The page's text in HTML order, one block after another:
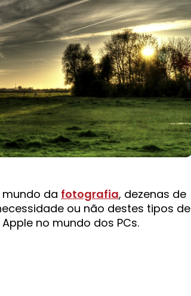
mundo da fotografia, dezenas de
ou não destes tipos de
no mundo dos PCs.